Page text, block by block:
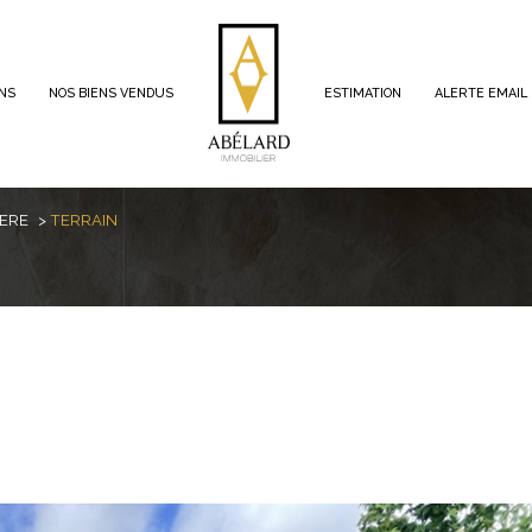
NOS BIENS VENDUS ESTIMATION ALERTE EMAIL
1
LOCALISATION BUDGET
voir les0annonces
TERRAIN